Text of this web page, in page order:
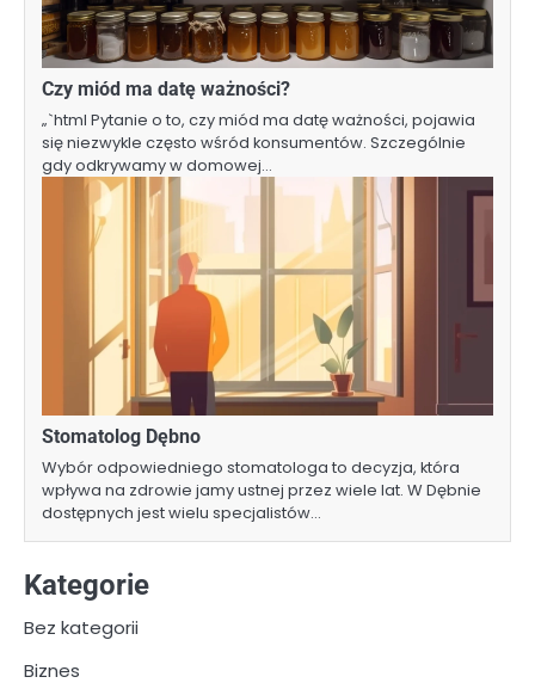
Czy miód ma datę ważności?
„`html Pytanie o to, czy miód ma datę ważności, pojawia
się niezwykle często wśród konsumentów. Szczególnie
gdy odkrywamy w domowej…
Stomatolog Dębno
Wybór odpowiedniego stomatologa to decyzja, która
wpływa na zdrowie jamy ustnej przez wiele lat. W Dębnie
dostępnych jest wielu specjalistów…
Kategorie
Bez kategorii
Biznes